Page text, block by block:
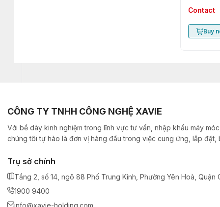
Contact
Buy
CÔNG TY TNHH CÔNG NGHỆ XAVIE
Với bề dày kinh nghiệm trong lĩnh vực tư vấn, nhập khẩu máy
chúng tôi tự hào là đơn vị hàng đầu trong việc cung ứng, lắp đặt,
Trụ sở chính
Tầng 2, số 14, ngõ 88 Phố Trung Kính, Phường Yên Hoà, Quận
1900 9400